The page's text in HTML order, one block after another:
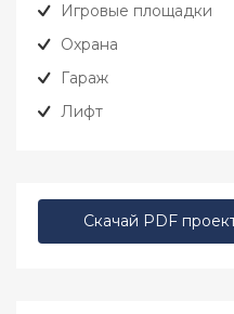
Игровые площадки
Охрана
Гараж
Лифт
Скачай PDF